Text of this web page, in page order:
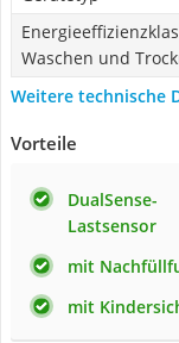
Waschen und
Weitere technische
Vorteile
DualSense-
Lastsensor
mit
mit